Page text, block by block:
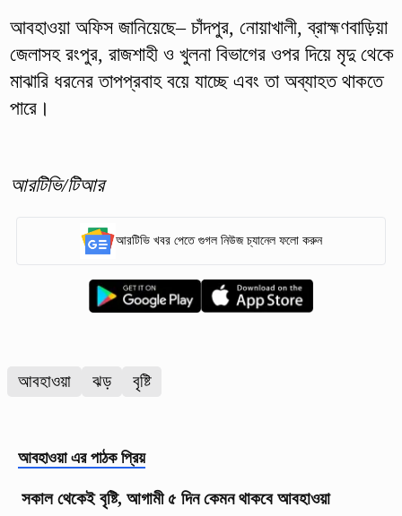
আবহাওয়া অফিস জানিয়েছে– চাঁদপুর, নোয়াখালী, ব্রাহ্মণবাড়িয়া
জেলাসহ রংপুর, রাজশাহী ও খুলনা বিভাগের ওপর দিয়ে মৃদু থেকে
মাঝারি ধরনের তাপপ্রবাহ বয়ে যাচ্ছে এবং তা অব্যাহত থাকতে
পারে।
আরটিভি/টিআর
আরটিভি খবর পেতে গুগল নিউজ চ্যানেল ফলো করুন
আবহাওয়া ঝড় বৃষ্টি
আবহাওয়া এর পাঠক প্রিয়
সকাল থেকেই বৃষ্টি, আগামী ৫ দিন কেমন থাকবে আবহাওয়া